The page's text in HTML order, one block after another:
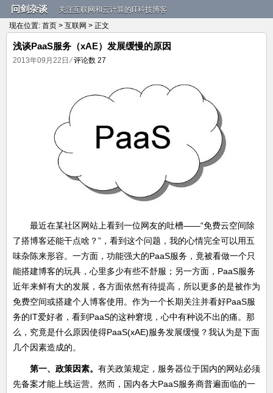
问剑杂谈
关注互联网和云计算的IT科技博客
现在位置: 首页 > 互联网 > 正文
浅谈PaaS服务（xAE）发展缓慢的原因
2013年09月22日 ⁄评论数 27
最近在某社区网站上看到一位网友的吐槽——“免费云空间除
了搭博客还能干点啥？”，看到这个问题，我的心情完全可以用五
味杂陈来形容。一方面，功能强大的PaaS服务，竟被看做一个只
能搭建博客的玩具，心里多少有些不舒服；另一方面，PaaS服务
近年来鲜有大的发展，各方面依然有待提高，所以更多的是被作为
免费空间或搭建个人博客使用。作为一个长期关注并看好PaaS服
务的IT爱好者，看到PaaS的这种窘境，心中有种说不出的痛。那
么，究竟是什么原因使得PaaS(xAE)服务发展缓慢？我认为是下面
几个因素造成的。
第一、政策因素。 有关政策规定，服务器位于国内的网站必须
先备案才能上线运营。然而，国内各大PaaS服务商普遍面临的一